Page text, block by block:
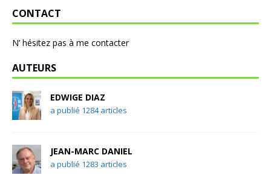
CONTACT
N’ hésitez pas à me contacter
AUTEURS
EDWIGE DIAZ
a publié 1284 articles
JEAN-MARC DANIEL
a publié 1283 articles